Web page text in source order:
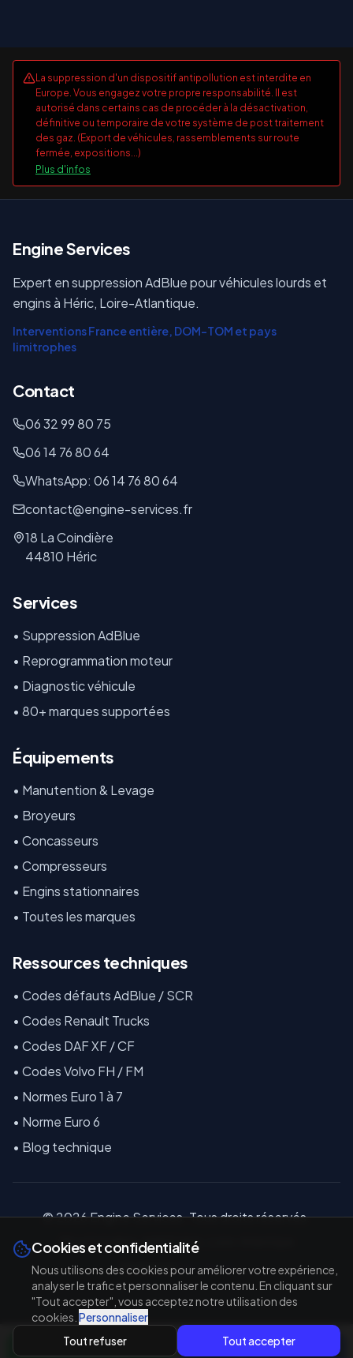
Cookies et confidentialité
Nous utilisons des cookies pour améliorer votre expérience,
analyser le trafic et personnaliser le contenu. En cliquant sur
"Tout accepter", vous acceptez notre utilisation des
cookies. Personnaliser
Tout refuser
Tout accepter
WhatsApp Appeler
La suppression d'un dispositif antipollution est interdite en
Europe. Vous engagez votre propre responsabilité. Il est
autorisé dans certains cas de procéder à la désactivation,
définitive ou temporaire de votre système de post traitement
des gaz. (Export de véhicules, rassemblements sur route
fermée, expositions...)
Plus d'infos
Engine Services
Expert en suppression AdBlue pour véhicules lourds et
engins à Héric, Loire-Atlantique.
Interventions France entière, DOM-TOM et pays
limitrophes
Contact
06 32 99 80 75
06 14 76 80 64
WhatsApp: 06 14 76 80 64
contact@engine-services.fr
18 La Coindière
44810 Héric
Services
• Suppression AdBlue
• Reprogrammation moteur
• Diagnostic véhicule
• 80+ marques supportées
Équipements
• Manutention & Levage
• Broyeurs
• Concasseurs
• Compresseurs
• Engins stationnaires
• Toutes les marques
Ressources techniques
• Codes défauts AdBlue / SCR
• Codes Renault Trucks
• Codes DAF XF / CF
• Codes Volvo FH / FM
• Normes Euro 1 à 7
• Norme Euro 6
• Blog technique
©2026Engine Services. Tous droits réservés.
18 La Coindière, 44810 Héric, Loire-Atlantique
Réalisé parTAL'TECH